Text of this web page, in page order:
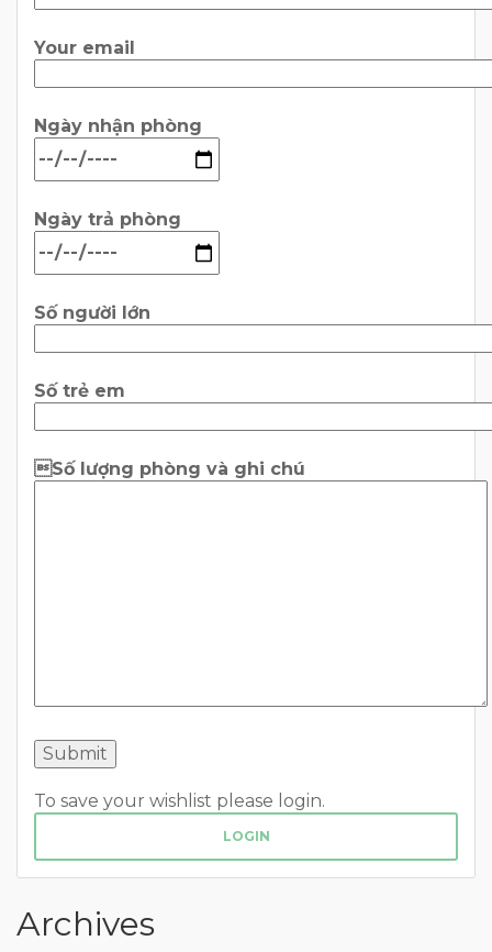
Your email
Ngày nhận phòng
Ngày trả phòng
Số người lớn
Số trẻ em
Số lượng phòng và ghi chú
To save your wishlist please login.
LOGIN
Archives